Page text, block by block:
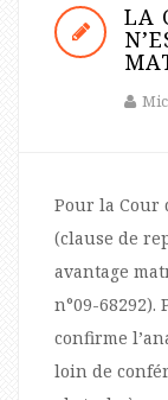
LA
Pour la Cour
(clause de
avantage
n°09-68292).
confirme
loin de